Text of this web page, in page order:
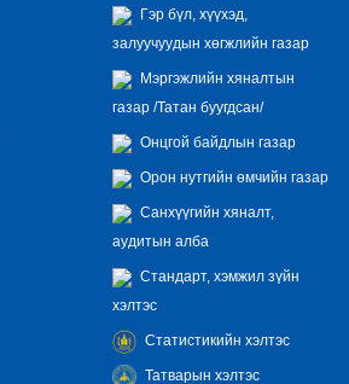
Гэр бүл, хүүхэд,
залуучуудын хөгжлийн газар
Мэргэжлийн хяналтын
газар /Татан буугдсан/
Онцгой байдлын газар
Орон нутгийн өмчийн газар
Санхүүгийн хяналт,
аудитын алба
Стандарт, хэмжил зүйн
хэлтэс
Статистикийн хэлтэс
Татварын хэлтэс